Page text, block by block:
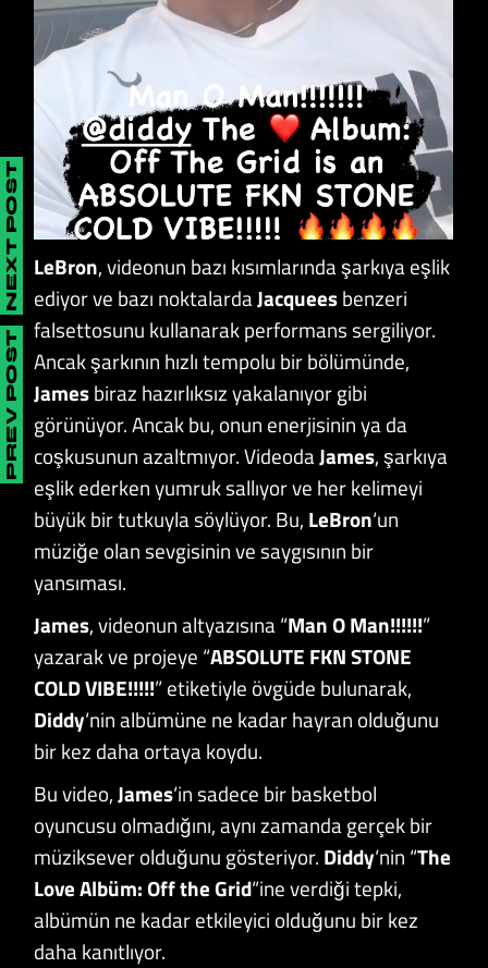
LeBron, videonun bazı kısımlarında şarkıya eşlik
ediyor ve bazı noktalardaJacqueesbenzeri
falsettosunu kullanarak performans sergiliyor.
Ancak şarkının hızlı tempolu bir bölümünde,
Jamesbiraz hazırlıksız yakalanıyor gibi
görünüyor. Ancak bu, onun enerjisinin ya da
coşkusunun azaltmıyor. VideodaJames, şarkıya
eşlik ederken yumruk sallıyor ve her kelimeyi
büyük bir tutkuyla söylüyor. Bu, LeBron‘un
müziğe olan sevgisinin ve saygısının bir
yansıması.
James, videonun altyazısına “Man O Man!!!!!!”
yazarak ve projeye “ABSOLUTE FKN STONE
COLD VIBE!!!!!” etiketiyle övgüde bulunarak,
Diddy‘nin albümüne ne kadar hayran olduğunu
bir kez daha ortaya koydu.
Bu video,James‘in sadece bir basketbol
oyuncusu olmadığını, aynı zamanda gerçek bir
müziksever olduğunu gösteriyor. Diddy‘nin “The
Love Albüm: Off the Grid“ine verdiği tepki,
albümün ne kadar etkileyici olduğunu bir kez
daha kanıtlıyor.
PREV POST
NEXT POST